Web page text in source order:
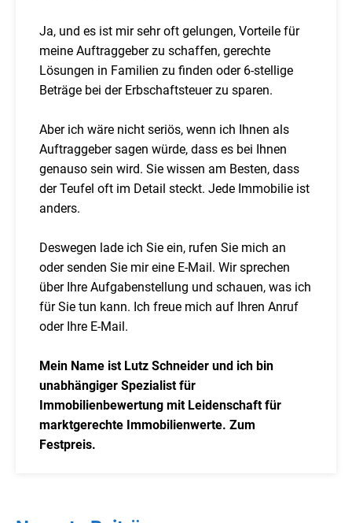
Ja, und es ist mir sehr oft gelungen, Vorteile für
meine Auftraggeber zu schaffen, gerechte
Lösungen in Familien zu finden oder 6-stellige
Beträge bei der Erbschaftsteuer zu sparen.
Aber ich wäre nicht seriös, wenn ich Ihnen als
Auftraggeber sagen würde, dass es bei Ihnen
genauso sein wird. Sie wissen am Besten, dass
der Teufel oft im Detail steckt. Jede Immobilie ist
anders.
Deswegen lade ich Sie ein, rufen Sie mich an
oder senden Sie mir eine E-Mail. Wir sprechen
über Ihre Aufgabenstellung und schauen, was ich
für Sie tun kann. Ich freue mich auf Ihren Anruf
oder Ihre E-Mail.
Mein Name ist Lutz Schneider und ich bin
unabhängiger Spezialist für
Immobilienbewertung mit Leidenschaft für
marktgerechte Immobilienwerte. Zum
Festpreis.